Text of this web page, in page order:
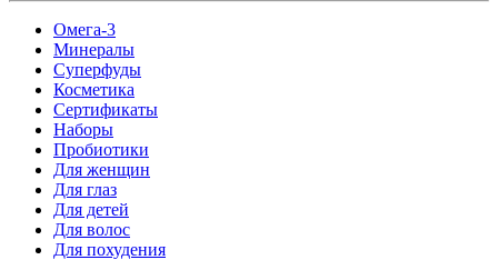
Омега-3
Минералы
Суперфуды
Косметика
Сертификаты
Наборы
Пробиотики
Для женщин
Для глаз
Для детей
Для волос
Для похудения